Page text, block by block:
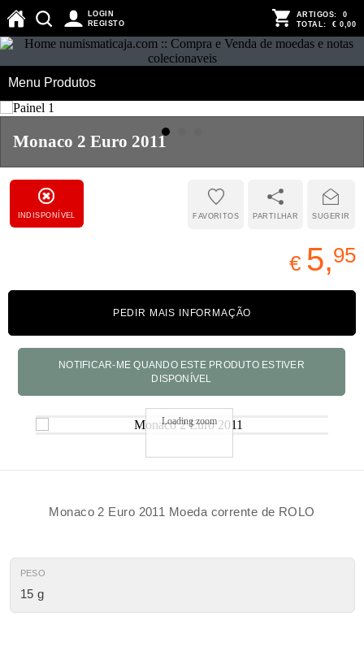
LOGIN
REGISTO
ARTIGOS: 0
TOTAL: € 0,00
Menu Produtos
Monaco 2 Euro 2011
INDISPONÍVEL SUGERIR
PARTILHAR
FAVORITOS
€ 5,95
PEDIR MAIS INFORMAÇÃO
Loading zoom
Monaco 2 Euro 2011 Moeda corrente de ROLO
PESO
15 g